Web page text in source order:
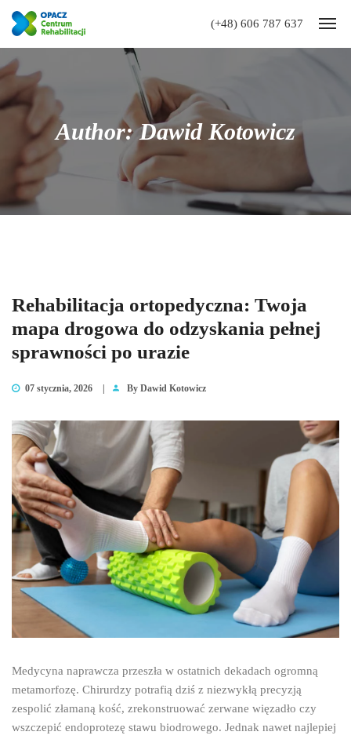
(+48) 606 787 637
Author: Dawid Kotowicz
Rehabilitacja ortopedyczna: Twoja
mapa drogowa do odzyskania pełnej
sprawności po urazie
07 stycznia, 2026 By Dawid Kotowicz
Medycyna naprawcza przeszła w ostatnich dekadach ogromną
metamorfozę. Chirurdzy potrafią dziś z niezwykłą precyzją
zespolić złamaną kość, zrekonstruować zerwane więzadło czy
wszczepić endoprotezę stawu biodrowego. Jednak nawet najlepiej